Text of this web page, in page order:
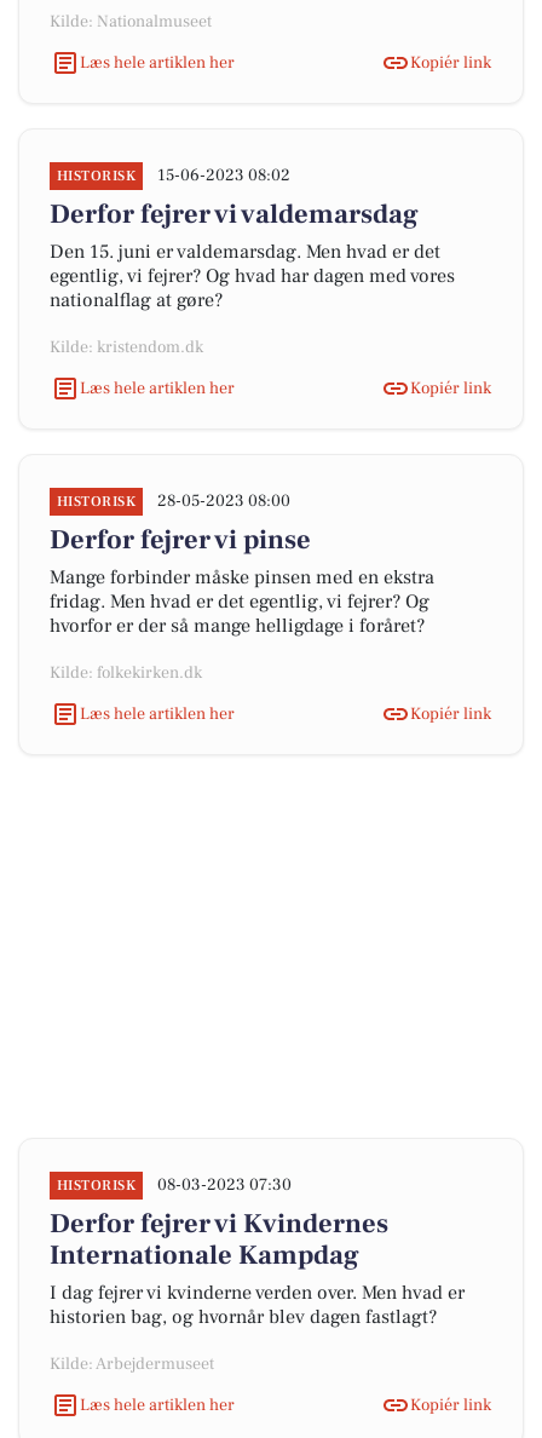
Kilde: Nationalmuseet
Læs hele artiklen her
Kopiér link
HISTORISK 15-06-2023 08:02
Derfor fejrer vi valdemarsdag
Den 15. juni er valdemarsdag. Men hvad er det
egentlig, vi fejrer? Og hvad har dagen med vores
nationalflag at gøre?
Kilde: kristendom.dk
Læs hele artiklen her
Kopiér link
HISTORISK 28-05-2023 08:00
Derfor fejrer vi pinse
Mange forbinder måske pinsen med en ekstra
fridag. Men hvad er det egentlig, vi fejrer? Og
hvorfor er der så mange helligdage i foråret?
Kilde: folkekirken.dk
Læs hele artiklen her
Kopiér link
HISTORISK 08-03-2023 07:30
Derfor fejrer vi Kvindernes
Internationale Kampdag
I dag fejrer vi kvinderne verden over. Men hvad er
historien bag, og hvornår blev dagen fastlagt?
Kilde: Arbejdermuseet
Læs hele artiklen her
Kopiér link